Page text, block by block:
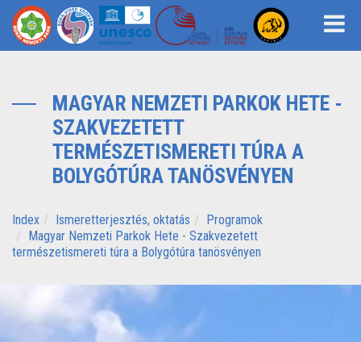
MAGYAR NEMZETI PARKOK HETE -
SZAKVEZETETT
TERMÉSZETISMERETI TÚRA A
BOLYGÓTÚRA TANÖSVÉNYEN
Index Ismeretterjesztés, oktatás
Programok
Magyar Nemzeti Parkok Hete - Szakvezetett
természetismereti túra a Bolygótúra tanösvényen